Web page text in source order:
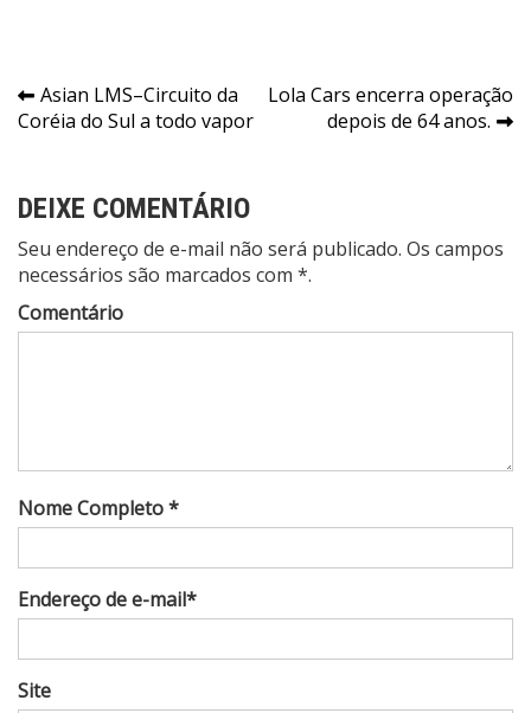
Navegação
de
Asian LMS–Circuito da
Coréia do Sul a todo vapor
Lola Cars encerra operação
depois de 64 anos.
DEIXE COMENTÁRIO
Seu endereço de e-mail não será publicado. Os campos
necessários são marcados com *.
Comentário
Nome Completo *
Endereço de e-mail*
Site